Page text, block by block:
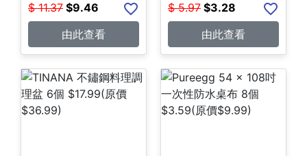
$ 11.37 $9.46
由此查看
$ 5.97 $3.28
由此查看